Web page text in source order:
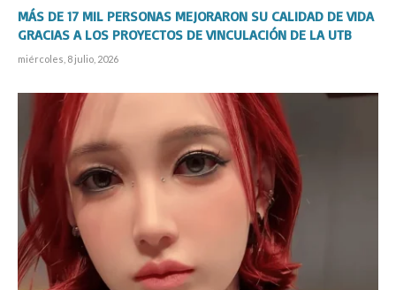
MÁS DE 17 MIL PERSONAS MEJORARON SU CALIDAD DE VIDA
GRACIAS A LOS PROYECTOS DE VINCULACIÓN DE LA UTB
miércoles, 8 julio, 2026